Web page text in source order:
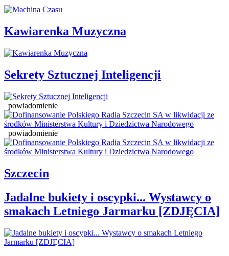
Kawiarenka Muzyczna
Sekrety Sztucznej Inteligencji
powiadomienie
powiadomienie
Szczecin
Jadalne bukiety i oscypki... Wystawcy o
smakach Letniego Jarmarku [ZDJĘCIA]